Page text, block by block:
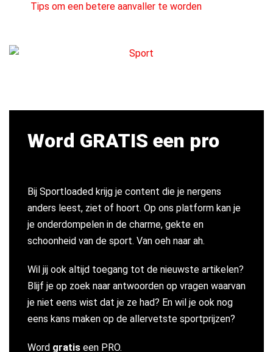
Tips om een betere aanvaller te worden
Word GRATIS een pro
Bij Sportloaded krijg je content die je nergens
anders leest, ziet of hoort. Op ons platform kan je
je onderdompelen in de charme, gekte en
schoonheid van de sport. Van oeh naar ah.
Wil jij ook altijd toegang tot de nieuwste artikelen?
Blijf je op zoek naar antwoorden op vragen waarvan
je niet eens wist dat je ze had? En wil je ook nog
eens kans maken op de allervetste sportprijzen?
Word gratis een PRO.